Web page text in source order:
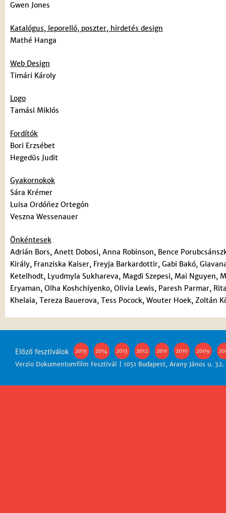
Gwen Jones
Katalógus, leporelló, poszter, hirdetés design
Mathé Hanga
Web Design
Timári Károly
Logo
Tamási Miklós
Fordítók
Bori Erzsébet
Hegedüs Judit
Gyakornokok
Sára Krémer
Luisa Ordóñez Ortegón
Veszna Wessenauer
Önkéntesek
Adrián Bors, Anett Dobosi, Anna Robinson, Bence
Király, Franziska Kaiser, Freyja Barkardottir, Gabi Bakó,
Ketelhodt, Lyudmyla Sukhareva, Magdi Szepesi, Mai Nguyen,
Eryaman, Olha Koshchiyenko, Olivia Lewis, Paresh Parmar,
Khelaia, Tereza Bauerova, Tess Pocock, Wouter Hoek, Zoltán
Előző fesztiválok 2015 2014 2013 2012 2011 2010 2009
Verzio Dokumentumfilm Fesztivál | 1051 Budapest, Arany János u.